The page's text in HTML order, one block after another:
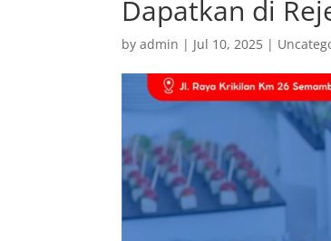
Dapatkan di
byadmin | Jul 10, 2025 |